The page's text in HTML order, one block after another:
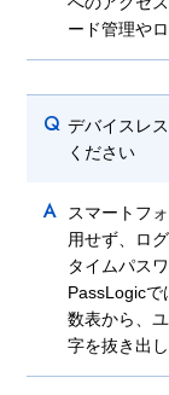
ード管理や
Q デバイスレ
ください
A
スマートフ
用せず、ロ
タイムパス
PassLogicで
数表から、
字を抜き出